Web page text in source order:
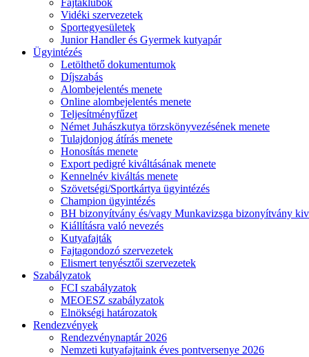
Fajtaklubok
Vidéki szervezetek
Sportegyesületek
Junior Handler és Gyermek kutyapár
Ügyintézés
Letölthető dokumentumok
Díjszabás
Alombejelentés menete
Online alombejelentés menete
Teljesítményfűzet
Német Juhászkutya törzskönyvezésének menete
Tulajdonjog átírás menete
Honosítás menete
Export pedigré kiváltásának menete
Kennelnév kiváltás menete
Szövetségi/Sportkártya ügyintézés
Champion ügyintézés
BH bizonyítvány és/vagy Munkavizsga bizonyítvány
Kiállításra való nevezés
Kutyafajták
Fajtagondozó szervezetek
Elismert tenyésztői szervezetek
Szabályzatok
FCI szabályzatok
MEOESZ szabályzatok
Elnökségi határozatok
Rendezvények
Rendezvénynaptár 2026
Nemzeti kutyafajtaink éves pontversenye 2026